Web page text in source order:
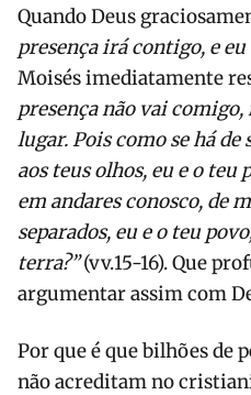
Quando Deus
presença irá contigo, e eu
Moisés imediatamente
presença não vai comigo,
lugar. Pois como se há de
aos teus olhos, eu e o teu
em andares conosco, de
separados, eu e o teu
terra?”(vv.15-16). Que
argumentar assim com
Por que é que bilhões de
não acreditam no